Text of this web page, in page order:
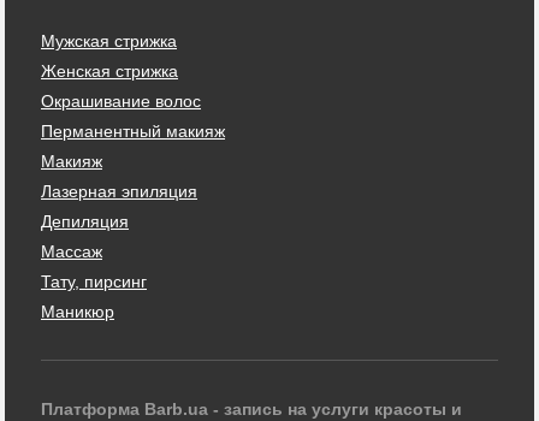
Мужская стрижка
Женская стрижка
Окрашивание волос
Перманентный макияж
Макияж
Лазерная эпиляция
Депиляция
Массаж
Тату, пирсинг
Маникюр
Платформа Barb.ua - запись на услуги красоты и